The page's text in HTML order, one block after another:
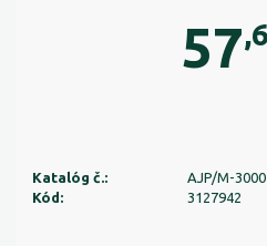
57
Katalóg č.:
AJP/M-3000
Kód:
3127942